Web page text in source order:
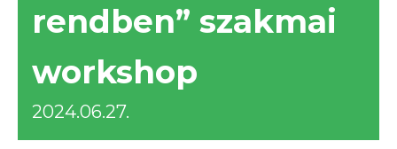
rendben” szakmai
workshop
2024.06.27.